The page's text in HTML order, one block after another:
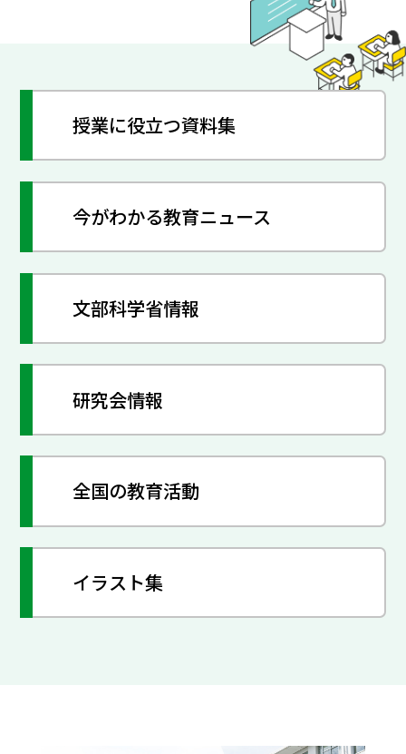
授業に役立つ資料集
今がわかる教育ニュース
文部科学省情報
研究会情報
全国の教育活動
イラスト集